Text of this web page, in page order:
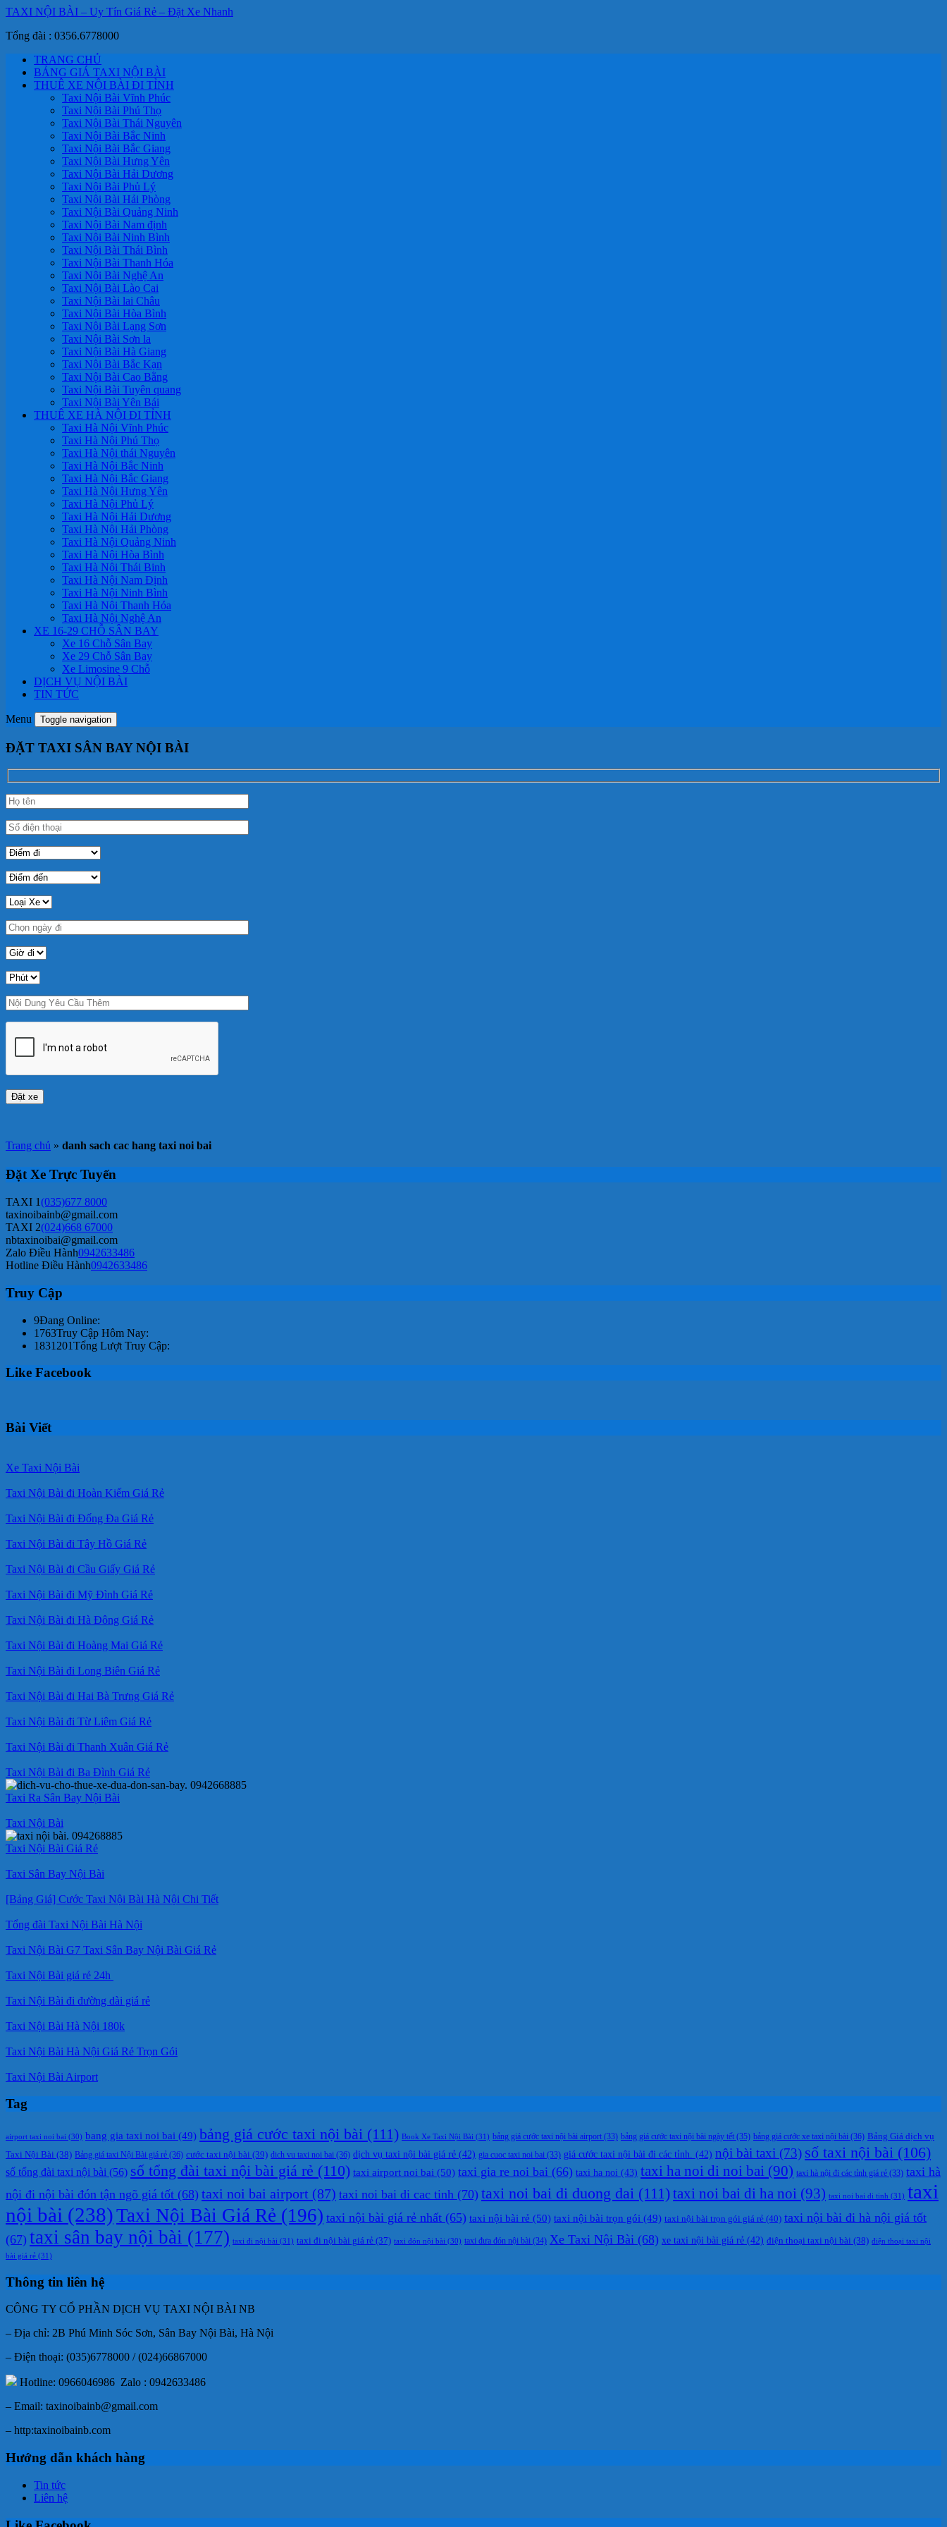
TAXI NỘI BÀI – Uy Tín Giá Rẻ – Đặt Xe Nhanh
Tổng đài : 0356.6778000
TRANG CHỦ
BẢNG GIÁ TAXI NỘI BÀI
THUÊ XE NỘI BÀI ĐI TỈNH
Taxi Nội Bài Vĩnh Phúc
Taxi Nội Bài Phú Thọ
Taxi Nội Bài Thái Nguyên
Taxi Nội Bài Bắc Ninh
Taxi Nội Bài Bắc Giang
Taxi Nội Bài Hưng Yên
Taxi Nội Bài Hải Dương
Taxi Nội Bài Phủ Lý
Taxi Nội Bài Hải Phòng
Taxi Nội Bài Quảng Ninh
Taxi Nội Bài Nam định
Taxi Nội Bài Ninh Bình
Taxi Nội Bài Thái Bình
Taxi Nội Bài Thanh Hóa
Taxi Nội Bài Nghệ An
Taxi Nội Bài Lào Cai
Taxi Nội Bài lai Châu
Taxi Nội Bài Hòa Bình
Taxi Nội Bài Lạng Sơn
Taxi Nội Bài Sơn la
Taxi Nội Bài Hà Giang
Taxi Nội Bài Bắc Kạn
Taxi Nội Bài Cao Bằng
Taxi Nội Bài Tuyên quang
Taxi Nội Bài Yên Bái
THUÊ XE HÀ NỘI ĐI TỈNH
Taxi Hà Nội Vĩnh Phúc
Taxi Hà Nội Phú Thọ
Taxi Hà Nội thái Nguyên
Taxi Hà Nội Bắc Ninh
Taxi Hà Nội Bắc Giang
Taxi Hà Nội Hưng Yên
Taxi Hà Nội Phủ Lý
Taxi Hà Nội Hải Dương
Taxi Hà Nội Hải Phòng
Taxi Hà Nội Quảng Ninh
Taxi Hà Nội Hòa Bình
Taxi Hà Nội Thái Binh
Taxi Hà Nội Nam Định
Taxi Hà Nội Ninh Bình
Taxi Hà Nội Thanh Hóa
Taxi Hà Nội Nghệ An
XE 16-29 CHỖ SÂN BAY
Xe 16 Chỗ Sân Bay
Xe 29 Chỗ Sân Bay
Xe Limosine 9 Chỗ
DỊCH VỤ NỘI BÀI
TIN TỨC
Menu Toggle navigation
ĐẶT TAXI SÂN BAY NỘI BÀI
Trang chủ » danh sach cac hang taxi noi bai
Đặt Xe Trực Tuyến
TAXI 1(035)677 8000
taxinoibainb@gmail.com
TAXI 2(024)668 67000
nbtaxinoibai@gmail.com
Zalo Điều Hành0942633486
Hotline Điều Hành0942633486
Truy Cập
9Đang Online:
1763Truy Cập Hôm Nay:
1831201Tổng Lượt Truy Cập:
Like Facebook
Bài Viết
Xe Taxi Nội Bài
Taxi Nội Bài đi Hoàn Kiếm Giá Rẻ
Taxi Nội Bài đi Đống Đa Giá Rẻ
Taxi Nội Bài đi Tây Hồ Giá Rẻ
Taxi Nội Bài đi Cầu Giấy Giá Rẻ
Taxi Nội Bài đi Mỹ Đình Giá Rẻ
Taxi Nội Bài đi Hà Đông Giá Rẻ
Taxi Nội Bài đi Hoàng Mai Giá Rẻ
Taxi Nội Bài đi Long Biên Giá Rẻ
Taxi Nội Bài đi Hai Bà Trưng Giá Rẻ
Taxi Nội Bài đi Từ Liêm Giá Rẻ
Taxi Nội Bài đi Thanh Xuân Giá Rẻ
Taxi Nội Bài đi Ba Đình Giá Rẻ
Taxi Ra Sân Bay Nội Bài
Taxi Nội Bài
Taxi Nội Bài Giá Rẻ
Taxi Sân Bay Nội Bài
[Bảng Giá] Cước Taxi Nội Bài Hà Nội Chi Tiết
Tổng đài Taxi Nội Bài Hà Nội
Taxi Nội Bài G7 Taxi Sân Bay Nội Bài Giá Rẻ
Taxi Nội Bài giá rẻ 24h
Taxi Nội Bài đi đường dài giá rẻ
Taxi Nội Bài Hà Nội 180k
Taxi Nội Bài Hà Nội Giá Rẻ Trọn Gói
Taxi Nội Bài Airport
Tag
airport taxi noi bai (30) bang gia taxi noi bai (49) bảng giá cước taxi nội bài (111) Book Xe Taxi Nội Bài (31) bảng giá cước taxi nội bài airport (33) bảng giá cước taxi nội bài ngày tết (35) bảng giá cước xe taxi nội bài (36) Bảng Giá dịch vụ
Taxi Nội Bài (38) Bảng giá taxi Nội Bài giá rẻ (36) cước taxi nội bài (39) dich vu taxi noi bai (36) dịch vụ taxi nội bài giá rẻ (42) gia cuoc taxi noi bai (33) giá cước taxi nội bài đi các tỉnh. (42) nội bài taxi (73) số taxi nội bài (106)
số tổng đài taxi nội bài (56) số tổng đài taxi nội bài giá rẻ (110) taxi airport noi bai (50) taxi gia re noi bai (66) taxi ha noi (43) taxi ha noi di noi bai (90) taxi hà nội đi các tỉnh giá rẻ (33) taxi hà
nội đi nội bài đón tận ngõ giá tốt (68) taxi noi bai airport (87) taxi noi bai di cac tinh (70) taxi noi bai di duong dai (111)taxi noi bai di ha noi (93) taxi noi bai di tinh (31) taxi
nội bài (238)Taxi Nội Bài Giá Rẻ (196) taxi nội bài giá rẻ nhất (65) taxi nội bài rẻ (50) taxi nội bài trọn gói (49) taxi nội bài trọn gói giá rẻ (40) taxi nội bài đi hà nội giá tốt
(67) taxi sân bay nội bài (177) taxi đi nội bài (31) taxi đi nội bài giá rẻ (37) taxi đón nội bài (30) taxi đưa đón nội bài (34) Xe Taxi Nội Bài (68) xe taxi nội bài giá rẻ (42) điện thoại taxi nội bài (38) điện thoại taxi nội
bài giá rẻ (31)
Thông tin liên hệ
CÔNG TY CỔ PHẦN DỊCH VỤ TAXI NỘI BÀI NB
– Địa chỉ: 2B Phú Minh Sóc Sơn, Sân Bay Nội Bài, Hà Nội
– Điện thoại: (035)6778000 / (024)66867000
Hotline: 0966046986 Zalo : 0942633486
– Email: taxinoibainb@gmail.com
– http:taxinoibainb.com
Hướng dẫn khách hàng
Tin tức
Liên hệ